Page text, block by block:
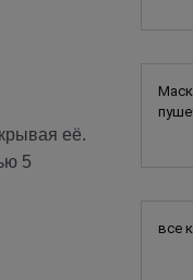
её.
5
все